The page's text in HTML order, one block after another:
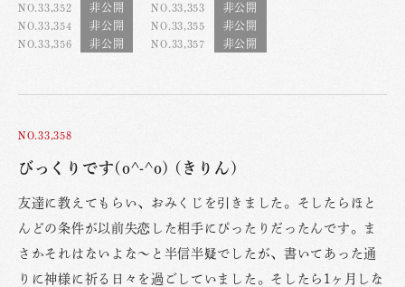
NO.33,352
NO.33,353
NO.33,354
NO.33,355
NO.33,356
NO.33,357
NO.33,358
びっくりです(o^-^o) (きりん)
友達に教えてもらい、おみくじを引きました。そしたらほと
んどの条件が以前失恋した相手にぴったりだったんです。ま
さかそれはないよな〜と半信半疑でしたが、書いてあった通
りに神様に祈る日々を過ごしていました。そしたら1ヶ月しな